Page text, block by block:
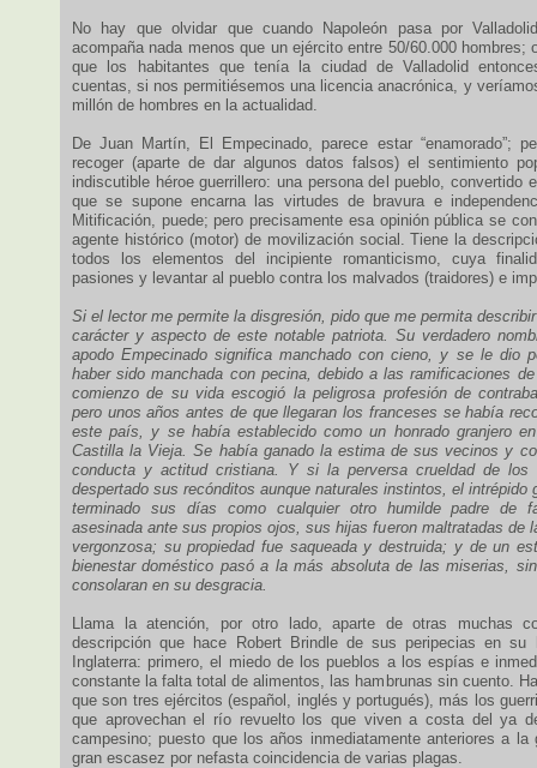
No hay que olvidar que cuando Napoleón pasa por
acompaña nada menos que un ejército entre 50/60.000
que los habitantes que tenía la ciudad de Valladolid
cuentas, si nos permitiésemos una licencia anacrónica, y
millón de hombres en la actualidad.
De Juan Martín, El Empecinado, parece estar “enamorado”;
recoger (aparte de dar algunos datos falsos) el sentimiento
indiscutible héroe guerrillero: una persona del pueblo, convertido
que se supone encarna las virtudes de bravura e
Mitificación, puede; pero precisamente esa opinión pública se
agente histórico (motor) de movilización social. Tiene la
todos los elementos del incipiente romanticismo, cuya
pasiones y levantar al pueblo contra los malvados (traidores) e
Si el lector me permite la disgresión, pido que me permita
carácter y aspecto de este notable patriota. Su verdadero
apodo Empecinado significa manchado con cieno, y se le dio
haber sido manchada con pecina, debido a las ramificaciones
comienzo de su vida escogió la peligrosa profesión de
pero unos años antes de que llegaran los franceses se había
este país, y se había establecido como un honrado granjero
Castilla la Vieja. Se había ganado la estima de sus vecinos y
conducta y actitud cristiana. Y si la perversa crueldad de los
despertado sus recónditos aunque naturales instintos, el intrépido
terminado sus días como cualquier otro humilde padre de
asesinada ante sus propios ojos, sus hijas fueron maltratadas de
vergonzosa; su propiedad fue saqueada y destruida; y de un
bienestar doméstico pasó a la más absoluta de las miserias,
consolaran en su desgracia.
Llama la atención, por otro lado, aparte de otras muchas
descripción que hace Robert Brindle de sus peripecias en su
Inglaterra: primero, el miedo de los pueblos a los espías e
constante la falta total de alimentos, las hambrunas sin cuento.
que son tres ejércitos (español, inglés y portugués), más los
que aprovechan el río revuelto los que viven a costa del ya
campesino; puesto que los años inmediatamente anteriores a la
gran escasez por nefasta coincidencia de varias plagas.